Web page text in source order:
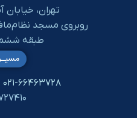
تهران، خیابان
روبروی مسجد
طبقه ششم،
۰۲۱-۶۶۴۶۳۷۲۸